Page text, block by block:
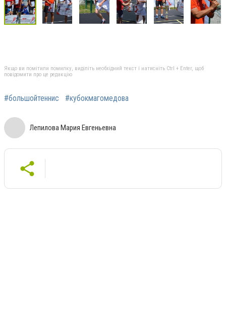
Якщо ви помітили помилку, виділіть необхідний текст і натисніть Ctrl + Enter, щоб
повідомити про це редакцію
#большойтеннис #кубокмагомедова
Лепилова Мария Евгеньевна